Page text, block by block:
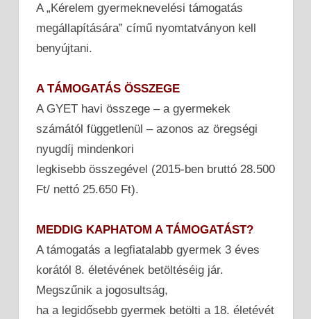
A „Kérelem gyermeknevelési támogatás
megállapítására” című nyomtatványon kell
benyújtani.
A TÁMOGATÁS ÖSSZEGE
A GYET havi összege – a gyermekek
számától függetlenül – azonos az öregségi
nyugdíj mindenkori
legkisebb összegével (2015-ben bruttó 28.500
Ft/ nettó 25.650 Ft).
MEDDIG KAPHATOM A TÁMOGATÁST?
A támogatás a legfiatalabb gyermek 3 éves
korától 8. életévének betöltéséig jár.
Megszűnik a jogosultság,
ha a legidősebb gyermek betölti a 18. életévét